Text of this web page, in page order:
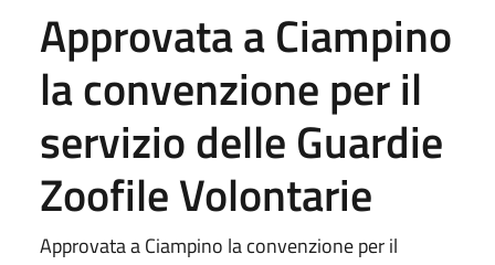
Approvata a Ciampino
la convenzione per il
servizio delle Guardie
Zoofile Volontarie
Approvata a Ciampino la convenzione per il